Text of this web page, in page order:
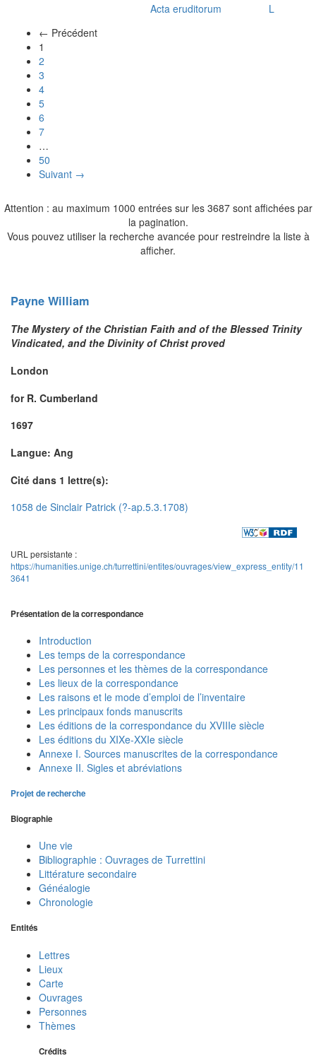
Acta eruditorum
L
← Précédent
1
2
3
4
5
6
7
…
50
Suivant →
Attention : au maximum 1000 entrées sur les 3687 sont affichées par
la pagination.
Vous pouvez utiliser la recherche avancée pour restreindre la liste à
afficher.
Payne William
The Mystery of the Christian Faith and of the Blessed Trinity
Vindicated, and the Divinity of Christ proved
London
for R. Cumberland
1697
Langue: Ang
Cité dans 1 lettre(s):
1058 de Sinclair Patrick (?-ap.5.3.1708)
URL persistante :
https://humanities.unige.ch/turrettini/entites/ouvrages/view_express_entity/11
3641
Présentation de la correspondance
Introduction
Les temps de la correspondance
Les personnes et les thèmes de la correspondance
Les lieux de la correspondance
Les raisons et le mode d’emploi de l’inventaire
Les principaux fonds manuscrits
Les éditions de la correspondance du XVIIIe siècle
Les éditions du XIXe-XXIe siècle
Annexe I. Sources manuscrites de la correspondance
Annexe II. Sigles et abréviations
Projet de recherche
Biographie
Une vie
Bibliographie : Ouvrages de Turrettini
Littérature secondaire
Généalogie
Chronologie
Entités
Lettres
Lieux
Carte
Ouvrages
Personnes
Thèmes
Crédits